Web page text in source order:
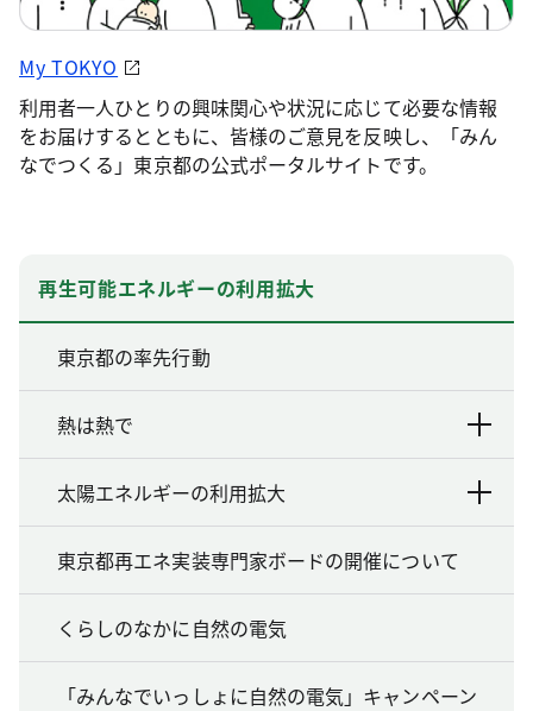
My TOKYO
利用者一人ひとりの興味関心や状況に応じて必要な情報
をお届けするとともに、皆様のご意見を反映し、「みん
なでつくる」東京都の公式ポータルサイトです。
再生可能エネルギーの利用拡大
東京都の率先行動
熱は熱で
太陽エネルギーの利用拡大
東京都再エネ実装専門家ボードの開催について
くらしのなかに自然の電気
「みんなでいっしょに自然の電気」キャンペーン